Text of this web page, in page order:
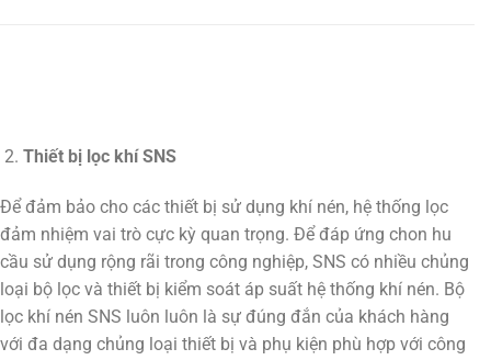
Thiết bị lọc khí SNS
Để đảm bảo cho các thiết bị sử dụng khí nén, hệ thống lọc
đảm nhiệm vai trò cực kỳ quan trọng. Để đáp ứng chon hu
cầu sử dụng rộng rãi trong công nghiệp, SNS có nhiều chủng
loại bộ lọc và thiết bị kiểm soát áp suất hệ thống khí nén. Bộ
lọc khí nén SNS luôn luôn là sự đúng đắn của khách hàng
với đa dạng chủng loại thiết bị và phụ kiện phù hợp với công